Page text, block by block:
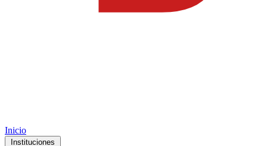
Inicio
Instituciones